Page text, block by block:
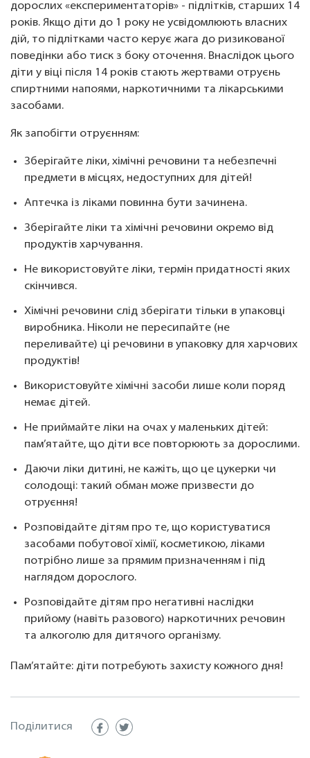
дорослих «експериментаторів» - підлітків, старших 14
років. Якщо діти до 1 року не усвідомлюють власних
дій, то підлітками часто керує жага до ризикованої
поведінки або тиск з боку оточення. Внаслідок цього
діти у віці після 14 років стають жертвами отруєнь
спиртними напоями, наркотичними та лікарськими
засобами.
Як запобігти отруєнням:
Зберігайте ліки, хімічні речовини та небезпечні
предмети в місцях, недоступних для дітей!
Аптечка із ліками повинна бути зачинена.
Зберігайте ліки та хімічні речовини окремо від
продуктів харчування.
Не використовуйте ліки, термін придатності яких
скінчився.
Хімічні речовини слід зберігати тільки в упаковці
виробника. Ніколи не пересипайте (не
переливайте) ці речовини в упаковку для харчових
продуктів!
Використовуйте хімічні засоби лише коли поряд
немає дітей.
Не приймайте ліки на очах у маленьких дітей:
пам’ятайте, що діти все повторюють за дорослими.
Даючи ліки дитині, не кажіть, що це цукерки чи
солодощі: такий обман може призвести до
отруєння!
Розповідайте дітям про те, що користуватися
засобами побутової хімії, косметикою, ліками
потрібно лише за прямим призначенням і під
наглядом дорослого.
Розповідайте дітям про негативні наслідки
прийому (навіть разового) наркотичних речовин
та алкоголю для дитячого організму.
Пам’ятайте: діти потребують захисту кожного дня!
Поділитися